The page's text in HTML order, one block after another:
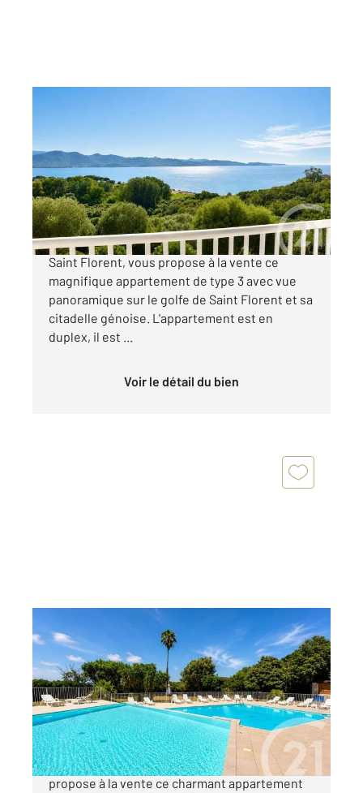
Ref : 734
Appartement T3 à vendre
363 200 €
Votre agence Century 21 Dary Immobilier à
Saint Florent, vous propose à la vente ce
magnifique appartement de type 3 avec vue
panoramique sur le golfe de Saint Florent et sa
citadelle génoise. L'appartement est en
duplex, il est ...
Voir le détail du bien
ST FLORENT 202
56,84 m2 , 3 pièces
Ref : 898
Appartement F3 à vendre
199 900 €
Votre agence Century 21 Dary Immobilier vous
propose à la vente ce charmant appartement